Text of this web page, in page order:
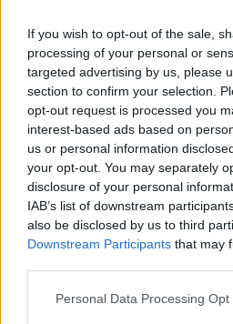
If you wish to opt-out of the sale,
processing of your personal or
targeted advertising by us, please
section to confirm your selection.
opt-out request is processed you
interest-based ads based on
us or personal information
your opt-out. You may separately
disclosure of your personal
IAB’s list of downstream
also be disclosed by us to third
Downstream Participants that may
Personal Data Processing Opt